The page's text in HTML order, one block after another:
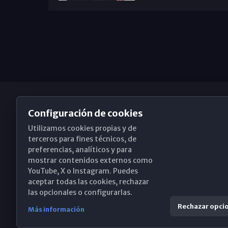
Obispado de Málaga
Santa María, 18-20. 29015 Málaga
(+34) 952 224 386
Configuración de cookies
Utilizamos cookies propias y de
terceros para fines técnicos, de
preferencias, analíticos y para
mostrar contenidos externos como
YouTube, X o Instagram. Puedes
aceptar todas las cookies, rechazar
las opcionales o configurarlas.
Más información Rechazar